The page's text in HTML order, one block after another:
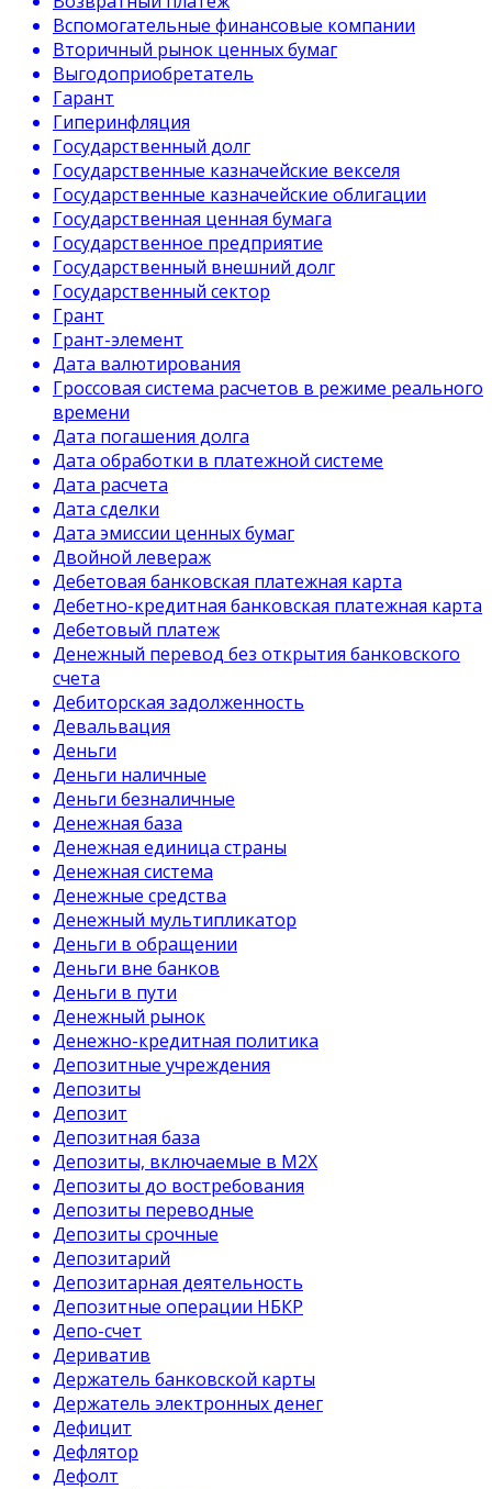
Вспомогательные финансовые компании
Вторичный рынок ценных бумаг
Выгодоприобретатель
Гарант
Гиперинфляция
Государственный долг
Государственные казначейские векселя
Государственные казначейские облигации
Государственная ценная бумага
Государственное предприятие
Государственный внешний долг
Государственный сектор
Грант
Грант-элемент
Дата валютирования
Гроссовая система расчетов в режиме реального
времени
Дата погашения долга
Дата обработки в платежной системе
Дата расчета
Дата сделки
Дата эмиссии ценных бумаг
Двойной левераж
Дебетовая банковская платежная карта
Дебетно-кредитная банковская платежная карта
Дебетовый платеж
Денежный перевод без открытия банковского
счета
Дебиторская задолженность
Девальвация
Деньги
Деньги наличные
Деньги безналичные
Денежная база
Денежная единица страны
Денежная система
Денежные средства
Денежный мультипликатор
Деньги в обращении
Деньги вне банков
Деньги в пути
Денежный рынок
Денежно-кредитная политика
Депозитные учреждения
Депозиты
Депозит
Депозитная база
Депозиты, включаемые в М2Х
Депозиты до востребования
Депозиты переводные
Депозиты срочные
Депозитарий
Депозитарная деятельность
Депозитные операции НБКР
Депо-счет
Дериватив
Держатель банковской карты
Держатель электронных денег
Дефицит
Дефлятор
Дефолт